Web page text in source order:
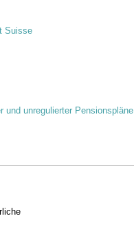
Suisse
und unregulierter Pensionspläne